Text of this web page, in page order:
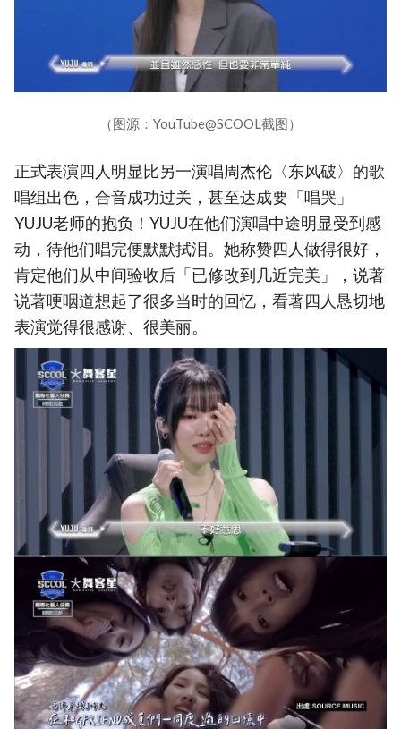
（图源：YouTube@SCOOL截图）
正式表演四人明显比另一演唱周杰伦〈东风破〉的歌
唱组出色，合音成功过关，甚至达成要「唱哭」
YUJU老师的抱负！YUJU在他们演唱中途明显受到感
动，待他们唱完便默默拭泪。她称赞四人做得很好，
肯定他们从中间验收后「已修改到几近完美」，说著
说著哽咽道想起了很多当时的回忆，看著四人恳切地
表演觉得很感谢、很美丽。